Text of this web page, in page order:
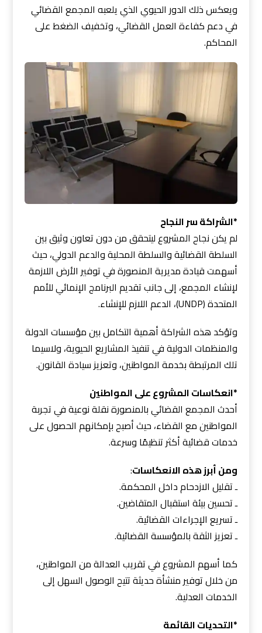
ويعكس ذلك الدور الحيوي الذي يلعبه المجمع القضائي
في دعم كفاءة العمل القضائي، وتخفيف الضغط على
المحاكم.
*الشراكة سر النجاح
لم يكن نجاح المشروع ليتحقق من دون تعاون وثيق بين
السلطة القضائية والسلطة المحلية والدعم الدولي، حيث
أسهمت قيادة مديرية المنصورة في توفير الأرض اللازمة
لإنشاء المجمع، إلى جانب تقديم البرنامج الإنمائي للأمم
المتحدة (UNDP)، الدعم اللازم للإنشاء.
وتؤكد هذه الشراكة أهمية التكامل بين مؤسسات الدولة
والمنظمات الدولية في تنفيذ المشاريع الحيوية، ولاسيما
تلك المرتبطة بخدمة المواطنين، وتعزيز سيادة القانون.
*انعكاسات المشروع على المواطنين
أحدث المجمع القضائي بالمنصورة نقلة نوعية في تجربة
المواطنين مع القضاء، حيث أصبح بإمكانهم الحصول على
خدمات قضائية أكثر تنظيمًا وسرعة.
ومن أبرز هذه الانعكاسات:
ـ تقليل الازدحام داخل المحكمة.
ـ تحسين بيئة استقبال المتقاضين.
ـ تسريع الإجراءات القضائية.
ـ تعزيز الثقة بالمؤسسة القضائية.
كما أسهم المشروع في تقريب العدالة من المواطنين،
من خلال توفير منشأة حديثة تتيح الوصول السهل إلى
الخدمات العدلية.
*التحديات القائمة